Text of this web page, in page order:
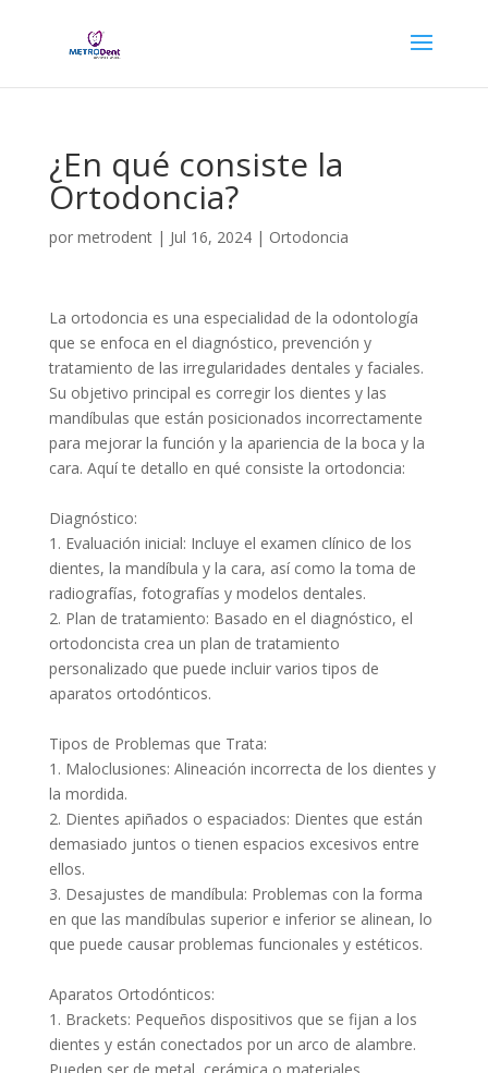
¿En qué consiste la
Ortodoncia?
por metrodent| Jul 16, 2024| Ortodoncia
La ortodoncia es una especialidad de la odontología
que se enfoca en el diagnóstico, prevención y
tratamiento de las irregularidades dentales y faciales.
Su objetivo principal es corregir los dientes y las
mandíbulas que están posicionados incorrectamente
para mejorar la función y la apariencia de la boca y la
cara. Aquí te detallo en qué consiste la ortodoncia:
Diagnóstico:
1. Evaluación inicial: Incluye el examen clínico de los
dientes, la mandíbula y la cara, así como la toma de
radiografías, fotografías y modelos dentales.
2. Plan de tratamiento: Basado en el diagnóstico, el
ortodoncista crea un plan de tratamiento
personalizado que puede incluir varios tipos de
aparatos ortodónticos.
Tipos de Problemas que Trata:
1. Maloclusiones: Alineación incorrecta de los dientes y
la mordida.
2. Dientes apiñados o espaciados: Dientes que están
demasiado juntos o tienen espacios excesivos entre
ellos.
3. Desajustes de mandíbula: Problemas con la forma
en que las mandíbulas superior e inferior se alinean, lo
que puede causar problemas funcionales y estéticos.
Aparatos Ortodónticos:
1. Brackets: Pequeños dispositivos que se fijan a los
dientes y están conectados por un arco de alambre.